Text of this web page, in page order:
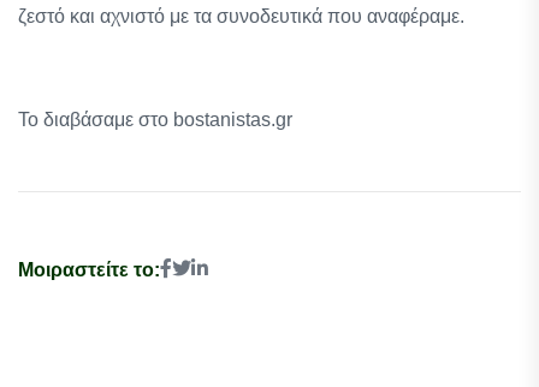
ζεστό και αχνιστό με τα συνοδευτικά που αναφέραμε.
Το διαβάσαμε στο bostanistas.gr
Μοιραστείτε το: